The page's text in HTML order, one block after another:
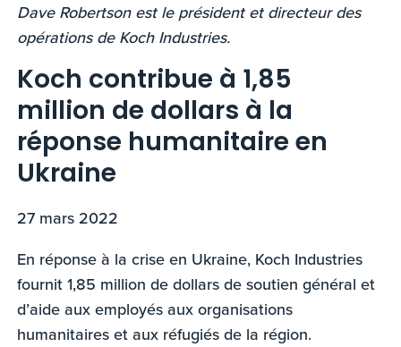
Dave Robertson est le président et directeur des
opérations de Koch Industries.
Koch contribue à 1,85
million de dollars à la
réponse humanitaire en
Ukraine
27 mars 2022
En réponse à la crise en Ukraine, Koch Industries
fournit 1,85 million de dollars de soutien général et
d’aide aux employés aux organisations
humanitaires et aux réfugiés de la région.